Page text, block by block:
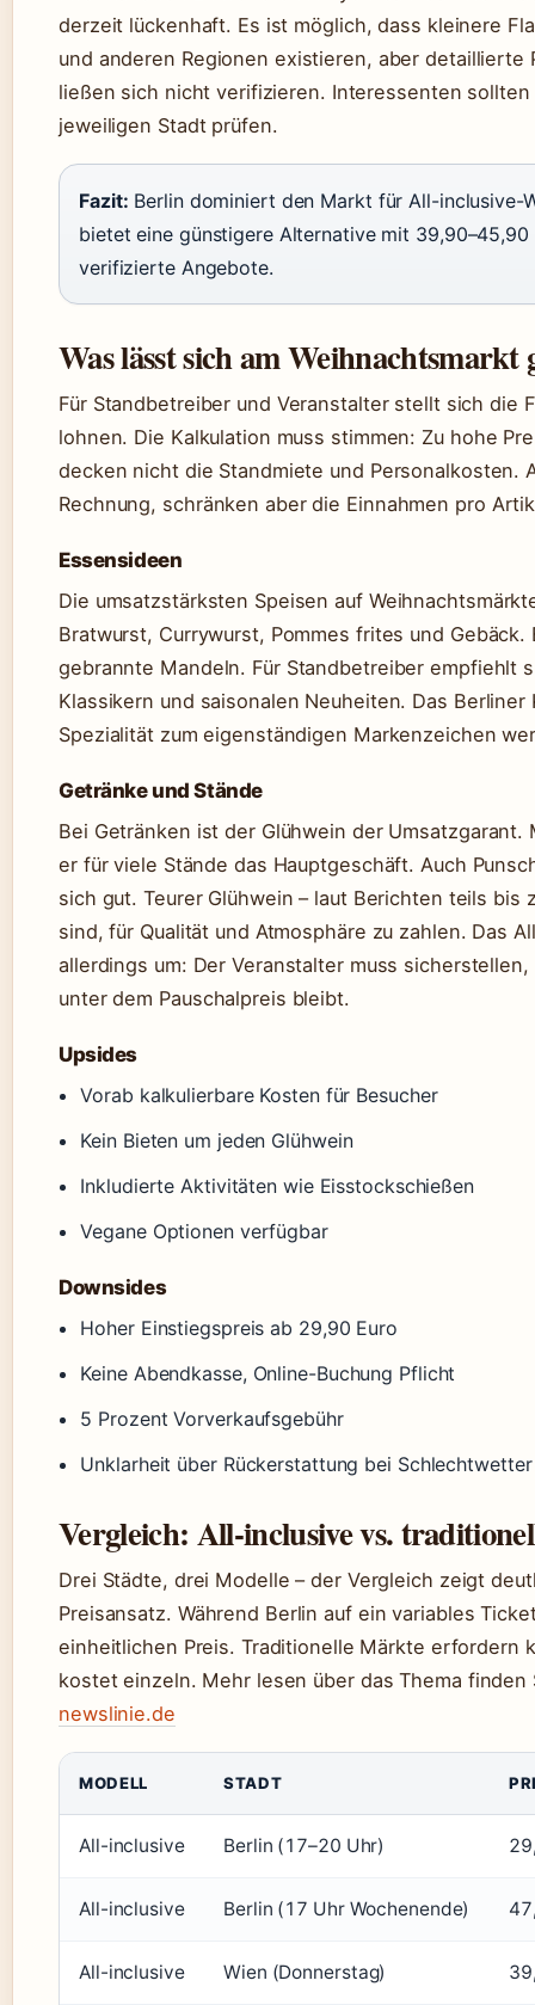
derzeit lückenhaft. Es ist möglich, dass kleinere
und anderen Regionen existieren, aber
ließen sich nicht verifizieren. Interessenten
jeweiligen Stadt prüfen.
Fazit: Berlin dominiert den Markt für All-inclusive-
bietet eine günstigere Alternative mit 39,90–45,90
verifizierte Angebote.
Was lässt sich am Weihnachtsmarkt
Für Standbetreiber und Veranstalter stellt sich die
lohnen. Die Kalkulation muss stimmen: Zu hohe
decken nicht die Standmiete und
Rechnung, schränken aber die Einnahmen pro
Essensideen
Die umsatzstärksten Speisen auf
Bratwurst, Currywurst, Pommes frites und
gebrannte Mandeln. Für Standbetreiber empfiehlt
Klassikern und saisonalen Neuheiten. Das
Spezialität zum eigenständigen Markenzeichen
Getränke und Stände
Bei Getränken ist der Glühwein der
er für viele Stände das Hauptgeschäft. Auch
sich gut. Teurer Glühwein – laut Berichten teils bis
sind, für Qualität und Atmosphäre zu zahlen. Das
allerdings um: Der Veranstalter muss
unter dem Pauschalpreis bleibt.
Upsides
Vorab kalkulierbare Kosten für Besucher
Kein Bieten um jeden Glühwein
Inkludierte Aktivitäten wie Eisstockschießen
Vegane Optionen verfügbar
Downsides
Hoher Einstiegspreis ab 29,90 Euro
Keine Abendkasse, Online-Buchung Pflicht
5 Prozent Vorverkaufsgebühr
Unklarheit über Rückerstattung bei Schlechtwetter
Vergleich: All-inclusive vs.
Drei Städte, drei Modelle – der Vergleich zeigt
Preisansatz. Während Berlin auf ein variables
einheitlichen Preis. Traditionelle Märkte erfordern
kostet einzeln. Mehr lesen über das Thema
newslinie.de
MODELL STADT
All-inclusive Berlin (17–20 Uhr)
All-inclusive Berlin (17 Uhr Wochenende)
All-inclusive Wien (Donnerstag)